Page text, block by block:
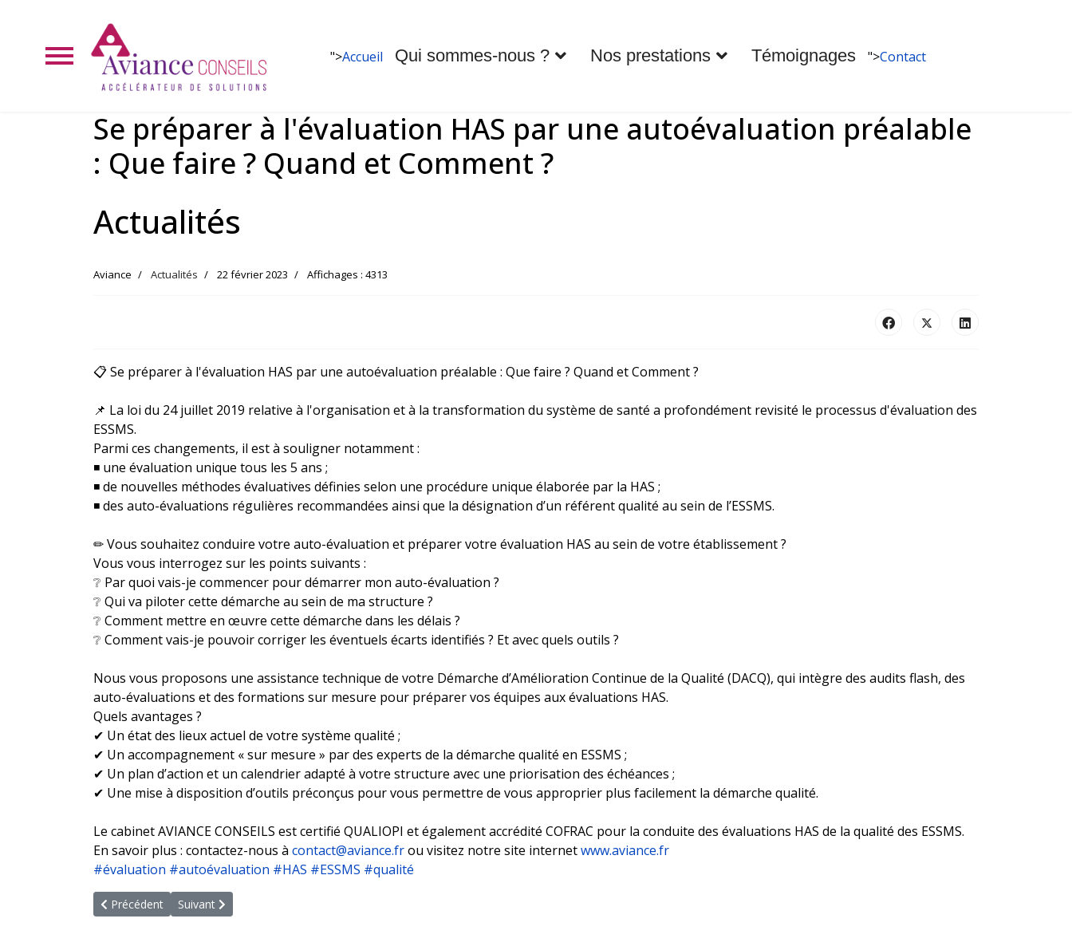
">Accueil Qui sommes-nous ? Nos prestations Témoignages ">Contact
Actualités
Se préparer à l'évaluation HAS par une autoévaluation préalable
: Que faire ? Quand et Comment ?
Aviance Actualités 22 février 2023 Affichages : 4313
📋 Se préparer à l'évaluation HAS par une autoévaluation préalable : Que faire ? Quand et Comment ?
📌 La loi du 24 juillet 2019 relative à l'organisation et à la transformation du système de santé a profondément revisité le processus d'évaluation des
ESSMS.
Parmi ces changements, il est à souligner notamment :
◾ une évaluation unique tous les 5 ans ;
◾ de nouvelles méthodes évaluatives définies selon une procédure unique élaborée par la HAS ;
◾ des auto-évaluations régulières recommandées ainsi que la désignation d’un référent qualité au sein de l’ESSMS.
✏ Vous souhaitez conduire votre auto-évaluation et préparer votre évaluation HAS au sein de votre établissement ?
Vous vous interrogez sur les points suivants :
❔ Par quoi vais-je commencer pour démarrer mon auto-évaluation ?
❔ Qui va piloter cette démarche au sein de ma structure ?
❔ Comment mettre en œuvre cette démarche dans les délais ?
❔ Comment vais-je pouvoir corriger les éventuels écarts identifiés ? Et avec quels outils ?
Nous vous proposons une assistance technique de votre Démarche d’Amélioration Continue de la Qualité (DACQ), qui intègre des audits flash, des
auto-évaluations et des formations sur mesure pour préparer vos équipes aux évaluations HAS.
Quels avantages ?
✔ Un état des lieux actuel de votre système qualité ;
✔ Un accompagnement « sur mesure » par des experts de la démarche qualité en ESSMS ;
✔ Un plan d’action et un calendrier adapté à votre structure avec une priorisation des échéances ;
✔ Une mise à disposition d’outils préconçus pour vous permettre de vous approprier plus facilement la démarche qualité.
Le cabinet AVIANCE CONSEILS est certifié QUALIOPI et également accrédité COFRAC pour la conduite des évaluations HAS de la qualité des ESSMS.
En savoir plus : contactez-nous à contact@aviance.frou visitez notre site internetwww.aviance.fr
#évaluation #autoévaluation #HAS #ESSMS #qualité
Article précédent : Certificat QUALIOPI - Arrêté du 31 mai 2023
Précédent Article suivant : Formation sur les nouvelles modalités d'évaluation HAS
Suivant